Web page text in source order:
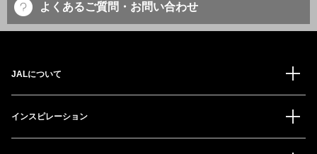
よくあるご質問・お問い合わせ
JALについて
インスピレーション